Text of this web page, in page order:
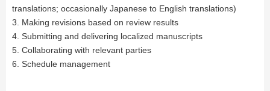
translations; occasionally Japanese to English translations)
3. Making revisions based on review results
4. Submitting and delivering localized manuscripts
5. Collaborating with relevant parties
6. Schedule management